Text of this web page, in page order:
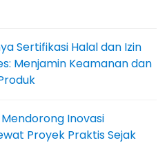
Sertifikasi Halal dan Izin
Menjamin Keamanan dan